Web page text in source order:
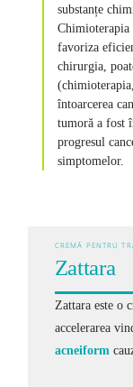
substanțe
Chimioterapia
favoriza
chirurgia,
întoarcerea
tumoră a fost
progresul
simptomelor.
CREMĂ PENTRU
Zattara
Zattara este o
accelerarea
acneiform